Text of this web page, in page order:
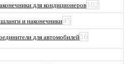
для кондиционеров 102
и наконечники45
для автомобилей 16